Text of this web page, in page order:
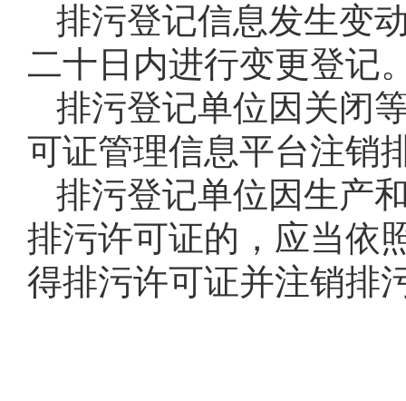
排污登记信息发生变
二十日内进行变更登记
排污登记单位因关闭
可证管理信息平台注销
排污登记单位因生产
排污许可证的，应当依
得排污许可证并注销排